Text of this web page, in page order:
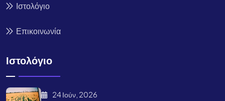
Ιστολόγιο
Επικοινωνία
Ιστολόγιο
24 Ιούν, 2026